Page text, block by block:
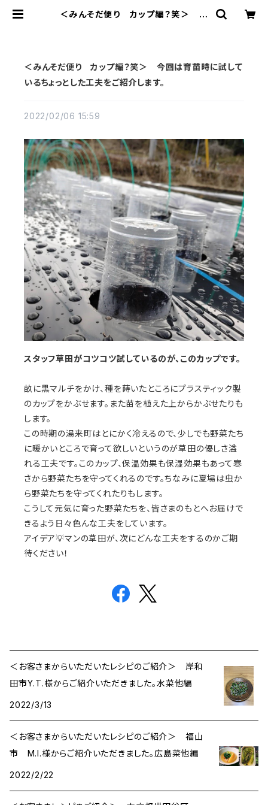
＜みんそだ便り カップ編？笑＞ 今
＜みんそだ便り カップ編？笑＞ 今回は育苗時に試して
いるちょっとした工夫をご紹介します。
2022/02/06 15:59
スタッフ草田がコツコツ試しているのが、このカップです。
畝に黒マルチをかけ、種を蒔いたところにプラスティック製
のカップをかぶせます。また苗を植えた上からかぶせたりも
します。
この時期の湯来町はとにかく冷えるので、少しでも野菜たち
に暖かいところで育って欲しいというのが草田の優しさ溢
れる工夫です。このカップ、保温効果も保湿効果もあって寒
さから野菜たちを守ってくれるのです。ちなみに夏場は虫か
ら野菜たちを守ってくれたりもします。
こうして元気に育った野菜たちを、皆さまのもとへお届けで
きるよう日々色んな工夫をしています。
アイデア💡マンの草田が、次にどんな工夫をするのかご期
待ください！
＜お客さまからいただいたレシピのご紹介＞ 岸和
田市Y.T.様からご紹介いただきました。水菜他編
2022/3/13
＜お客さまからいただいたレシピのご紹介＞ 福山
市 M.I.様からご紹介いただきました。広島菜他編
2022/2/22